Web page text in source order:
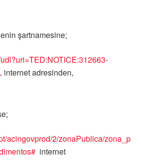
şartnamesine;
internet adresinden,
acingovprod/2/zonaPublica/zona_p
internet